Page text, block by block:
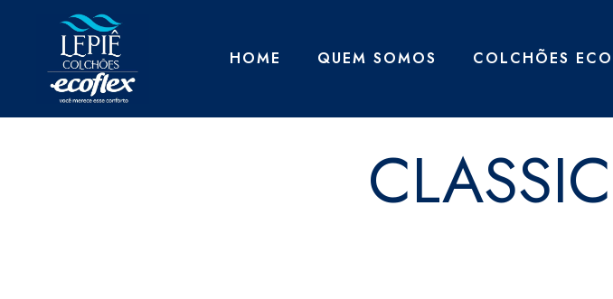
HOME QUEM SOMOS COLCHÕES